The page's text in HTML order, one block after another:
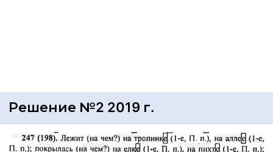
Решение №2 2019 г.